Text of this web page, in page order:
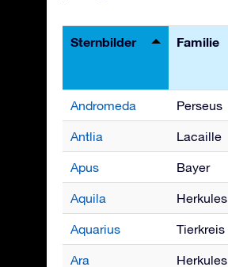
Sternbilder Familie
Andromeda Perseus
Antlia Lacaille
Apus Bayer
Aquila Herkules
Aquarius Tierkreis
Ara Herkules